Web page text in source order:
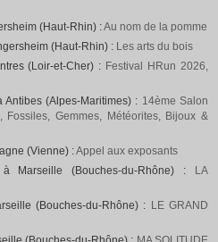
(Haut-Rhin) :Au nom de la pomme
(Haut-Rhin) : Les arts du bois
(Loir-et-Cher) : Festival HRun 2026,
(Alpes-Maritimes) : 14ème Salon
Gemmes, Météorites, Bijoux &
(Vienne) :Appel aux exposants
Marseille (Bouches-du-Rhône) :
LA
(Bouches-du-Rhône) : LE GRAND